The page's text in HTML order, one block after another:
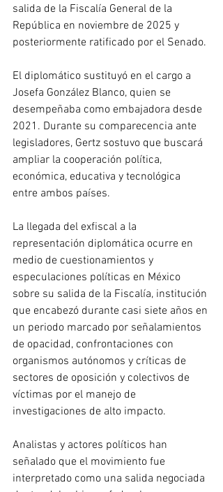
salida de la Fiscalía General de la
República en noviembre de 2025 y
posteriormente ratificado por el Senado.
El diplomático sustituyó en el cargo a
Josefa González Blanco, quien se
desempeñaba como embajadora desde
2021. Durante su comparecencia ante
legisladores, Gertz sostuvo que buscará
ampliar la cooperación política,
económica, educativa y tecnológica
entre ambos países.
La llegada del exfiscal a la
representación diplomática ocurre en
medio de cuestionamientos y
especulaciones políticas en México
sobre su salida de la Fiscalía, institución
que encabezó durante casi siete años en
un periodo marcado por señalamientos
de opacidad, confrontaciones con
organismos autónomos y críticas de
sectores de oposición y colectivos de
víctimas por el manejo de
investigaciones de alto impacto.
Analistas y actores políticos han
señalado que el movimiento fue
interpretado como una salida negociada